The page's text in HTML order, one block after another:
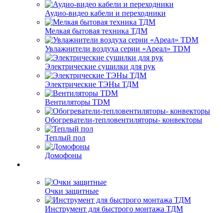
Аудио-видео кабели и переходники
Мелкая бытовая техника ТДМ
Увлажнители воздуха серии «Ареал» TDM
Электрические сушилки для рук
Электрические ТЭНы ТДМ
Вентиляторы TDM
Обогреватели-тепловентиляторы- конвекторы
Теплый пол
Домофоны
Очки защитные
Инструмент для быстрого монтажа ТДМ